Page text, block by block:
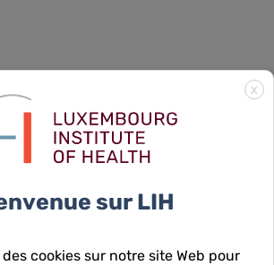
X
sur LIH
cookies sur notre site Web pour